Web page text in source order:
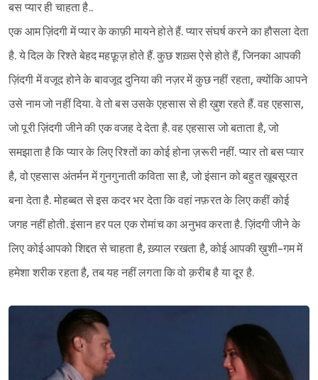
बस प्यार ही चाहता है..
एक आम ज़िंदगी में प्यार के काफ़ी मायने होते हैं. प्यार संघर्ष करने का हौसला देता
है. ये दिल के रिश्ते बेहद महफ़ूज़ होते हैं. कुछ शख़्स ऐसे होते हैं, जिनका आपकी
ज़िंदगी में वजूद होने के बावजूद दुनिया की नज़र में कुछ नहीं रहता, क्योंकि आपने
उसे नाम जो नहीं दिया. वे तो बस उसके एहसास से ही ख़ुश रहते हैं. वह एहसास,
जो पूरी ज़िंदगी जीने की एक वजह दे देता है. वह एहसास जो बताता है, जो
समझाता है कि प्यार के लिए रिश्तों का कोई होना ज़रूरी नहीं. प्यार तो बस प्यार
है, वो एहसास अंतर्मन में गुनगुनाती कविता सा है, जो इंसान को बहुत ख़ूबसूरत
बना देता है. मोहब्बत से इस कदर भर देता कि वहां नफ़रत के लिए कहीं कोई
जगह नहीं होती. इंसान हर पल एक रोमांच का अनुभव करता है. ज़िंदगी जीने के
लिए कोई आपको शिद्दत से चाहता है, ख़्याल रखता है, कोई आपकी ख़ुशी-गम में
हमेशा शरीक रहता है, तब यह नहीं लगता कि वो क़रीब है या दूर है.